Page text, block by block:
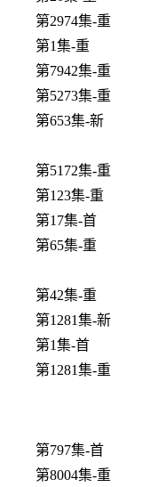
第2974集-重
第1集-重
第7942集-重
第5273集-重
第653集-新
第5172集-重
第123集-重
第17集-首
第65集-重
第42集-重
第1281集-新
第1集-首
第1281集-重
第797集-首
第8004集-重